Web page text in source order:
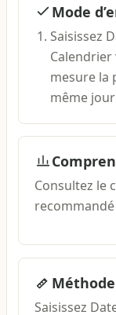
Mode
Saisissez
Calendrier
mesure la
même
Consultez le
Méthode
Saisissez